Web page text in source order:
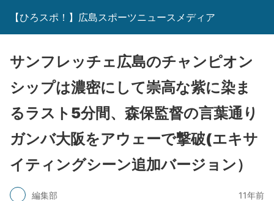
【ひろスポ！】広島スポーツニュースメディア
サンフレッチェ広島のチャンピオン
シップは濃密にして崇高な紫に染ま
るラスト5分間、森保監督の言葉通り
ガンバ大阪をアウェーで撃破(エキサ
イティングシーン追加バージョン）
編集部 11年前